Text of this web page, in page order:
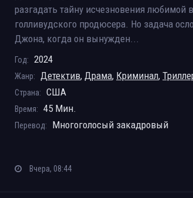
разгадать тайну исчезновения любимой
голливудского продюсера. Но задача
Джона, когда он вынужден...
Год: 2024
Жанр: Детектив, Драма, Криминал,
Страна: США
Время: 45 Мин.
Перевод: Многоголосый закадровый
Вчера, 08:44